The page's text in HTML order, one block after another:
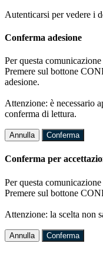
Autenticarsi per vedere i
Conferma adesione
Per questa
Premere sul bottone
adesione.
Attenzione: è necessario
conferma di lettura.
Annulla Conferma
Conferma per
Per questa
Premere sul bottone
Attenzione: la scelta non
Annulla Conferma